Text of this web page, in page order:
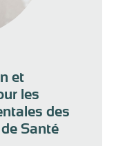
et
les
des
Santé